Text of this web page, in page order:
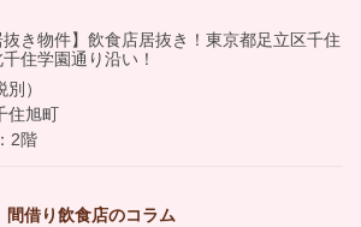
抜き物件】飲食店居抜き！東京都足立区千住
住学園通り沿い！
）
住旭町
2階
間借り飲食店のコラム